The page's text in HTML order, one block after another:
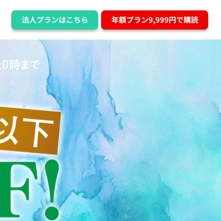
法人プランはこちら 年額プラン9,999円で購読